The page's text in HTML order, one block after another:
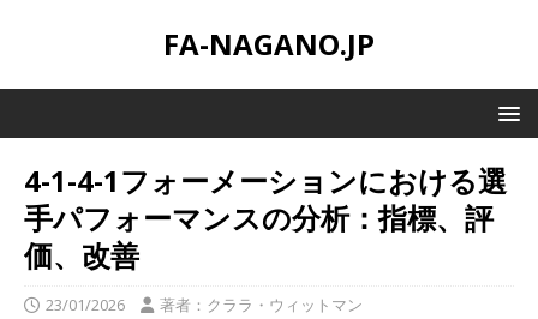
FA-NAGANO.JP
4-1-4-1フォーメーションにおける選
手パフォーマンスの分析：指標、評
価、改善
23/01/2026 著者：クララ・ウィットマン